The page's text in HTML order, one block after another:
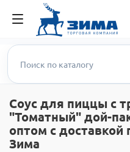
Соус для пиццы с
"Томатный" дой-
оптом с доставкой
Зима